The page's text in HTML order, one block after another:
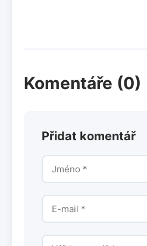
Komentáře (0)
Přidat komentář